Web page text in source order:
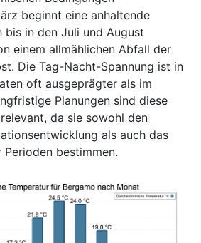
beginnt eine anhaltende
bis in den Juli und August
einem allmählichen Abfall der
Die Tag-Nacht-Spannung ist in
oft ausgeprägter als im
Planungen sind diese
da sie sowohl den
als auch das
bestimmen.